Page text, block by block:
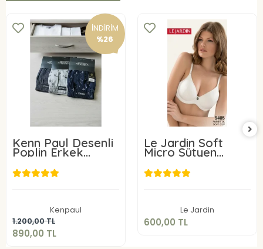
İNDİRİM
%26
Kenn Paul Desenli
Poplin Erkek
Boxer 6 Adet
Kenpaul
1.200,00 TL
890,00 TL
Sepete Ekle
Le Jardin Soft
Micro Sütyen
9405-C
Le Jardin
600,00 TL
600,00 TL